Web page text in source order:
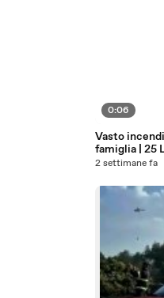
0:06
Vasto
famiglia | 25
2 settimane fa